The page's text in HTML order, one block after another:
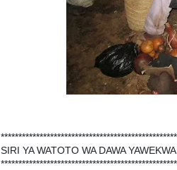
SIRI YA WATOTO WA DAWA